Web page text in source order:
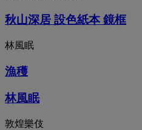
秋山深居 設色紙本 鏡框
林風眠
漁穫
林風眠
敦煌樂伎